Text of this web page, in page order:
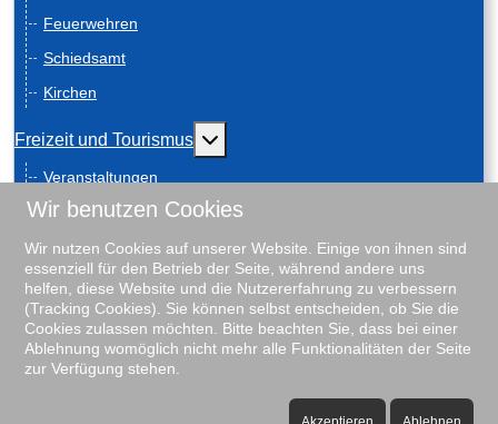
Feuerwehren
Schiedsamt
Kirchen
Freizeit und Tourismus Weitere Informationen: Freizeit und
Veranstaltungen
Anreise
Geschichte
Schiebenscheeten
Gästeführungen
Unterkunftsverzeichnis
Wir benutzen Cookies
Wir nutzen Cookies auf unserer Website. Einige von ihnen sind
essenziell für den Betrieb der Seite, während andere uns
helfen, diese Website und die Nutzererfahrung zu verbessern
(Tracking Cookies). Sie können selbst entscheiden, ob Sie die
Cookies zulassen möchten. Bitte beachten Sie, dass bei einer
Ablehnung womöglich nicht mehr alle Funktionalitäten der Seite
zur Verfügung stehen.